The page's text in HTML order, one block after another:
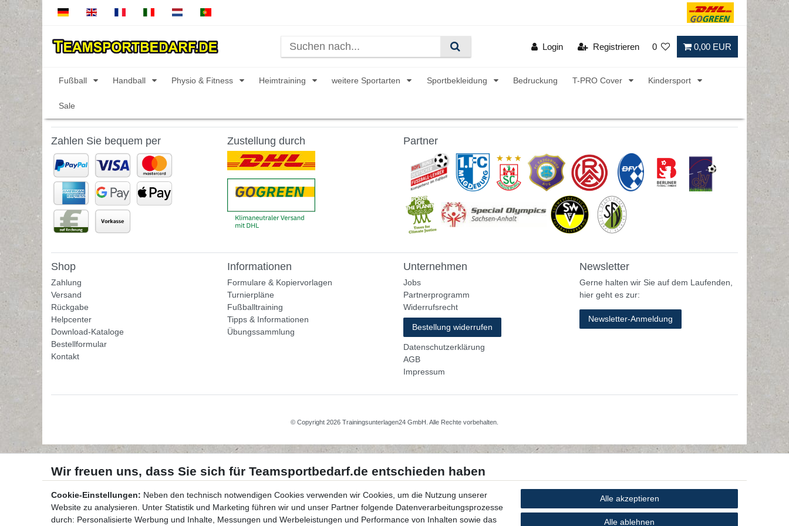
Login Registrieren 0 0,00 EUR
Fußball Handball Physio & Fitness Heimtraining weitere Sportarten Sportbekleidung Bedruckung T-PRO Cover Kindersport
Sale
Zahlen Sie bequem per Zustellung durch Partner
Shop
Zahlung
Versand
Rückgabe
Helpcenter
Download-Kataloge
Bestellformular
Kontakt
Informationen
Formulare & Kopiervorlagen
Turnierpläne
Fußballtraining
Tipps & Informationen
Übungssammlung
Unternehmen
Jobs
Partnerprogramm
Widerrufsrecht
Bestellung widerrufen
Datenschutzerklärung
AGB
Impressum
Newsletter
Gerne halten wir Sie auf dem Laufenden,
hier geht es zur:
Newsletter-Anmeldung
© Copyright 2026 Trainingsunterlagen24 GmbH. Alle Rechte vorbehalten.
Cookie-Einstellungen: Neben den technisch notwendigen Cookies verwenden wir Cookies, um die Nutzung unserer
Website zu analysieren. Unter Statistik und Marketing führen wir und unser Partner folgende Datenverarbeitungsprozesse
durch: Personalisierte Werbung und Inhalte, Messungen und Werbeleistungen und Performance von Inhalten sowie das
Alle akzeptieren
Alle ablehnen